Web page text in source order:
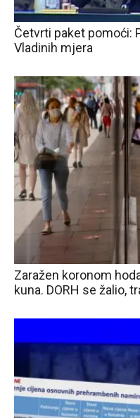
Četvrti paket pomoći:
Vladinih mjera
Zaražen koronom
kuna. DORH se žalio,